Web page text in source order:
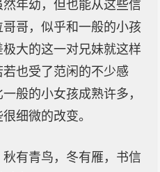
年幼，但也能从这些信
哥，似乎和一般的小孩
大的这一对兄妹就这样
也受了范闲的不少感
般的小女孩成熟许多，
细微的改变。
有青鸟，冬有雁，书信